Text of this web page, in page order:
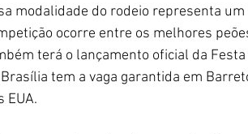
modalidade do rodeio representa
ocorre entre os melhores
terá o lançamento oficial da
tem a vaga garantida em
EUA.